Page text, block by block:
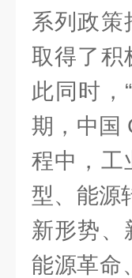
系列政
取得了积
此同时，
期，中国
程中，工
型、能源
新形势、
能源革命